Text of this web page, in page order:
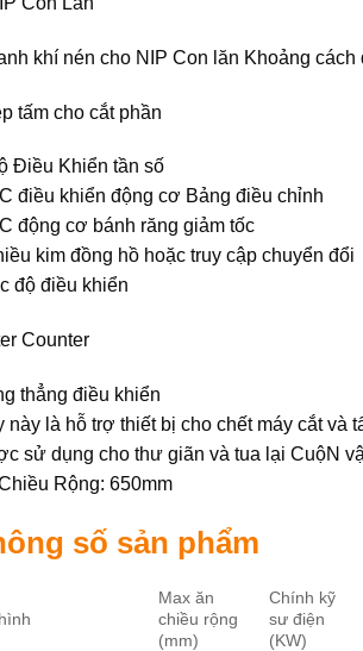
khí nén cho NIP Con lăn Khoảng cách
tấm cho cắt phần
Điều Khiển tần số
điều khiển động cơ Bảng điều chỉnh
động cơ bánh răng giảm tốc
kim đồng hồ hoặc truy cập chuyển đổi
độ điều khiển
Counter
thẳng điều khiển
này là hỗ trợ thiết bị cho chết máy cắt và
sử dụng cho thư giãn và tua lại CuộN
Rộng: 650mm
số sản phẩm
Max ăn
chiều rộng
(mm)
Chính kỹ
sư điện
(KW)